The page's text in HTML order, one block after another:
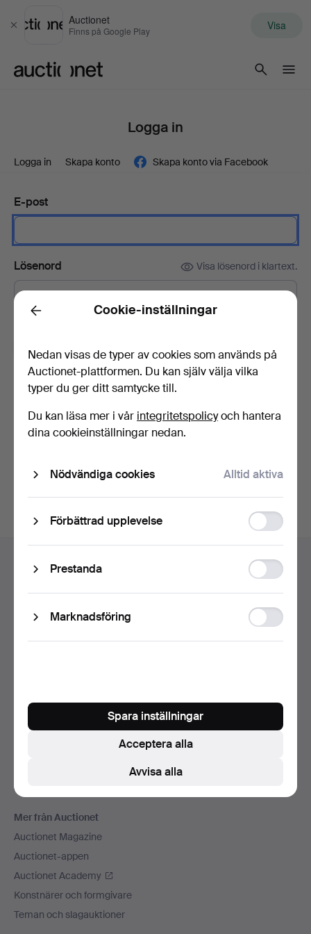
Stäng
Auctionet
Finns på Google Play Visa
Logga in
Logga in Skapa konto Skapa konto via Facebook
E-post
Lösenord Visa lösenord i klartext.
Glömt lösenordet?
Logga in
eller logga in via Facebook här
Fortsätt med Facebook
Sidfotsnavigation
Hjälp och kontakt
Betalningsalternativ
Vi skickar med
Om Auctionet
Press
Auctionets garanti
Mer från Auctionet
Auctionet Magazine
Auctionet-appen
Auctionet Academy
Konstnärer och formgivare
Teman och slagauktioner
Back Cookie-inställningar
Nedan visas de typer av cookies som används på
Auctionet-plattformen. Du kan själv välja vilka
typer du ger ditt samtycke till.
Du kan läsa mer i vår integritetspolicyoch hantera
dina cookieinställningar nedan.
Nödvändiga cookies Alltid aktiva
Förbättrad upplevelse
storage
Prestanda
storage
Marknadsföring
Ad
storage
Avvisa alla
Acceptera alla
Spara inställningar